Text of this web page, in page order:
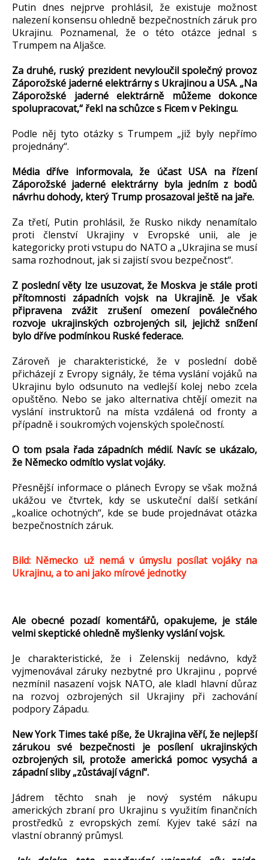
Putin dnes nejprve prohlásil, že existuje možnost
nalezení konsensu ohledně bezpečnostních záruk pro
Ukrajinu. Poznamenal, že o této otázce jednal s
Trumpem na Aljašce.
Za druhé, ruský prezident nevyloučil společný provoz
Záporožské jaderné elektrárny s Ukrajinou a USA. „Na
Záporožské jaderné elektrárně můžeme dokonce
spolupracovat,“ řekl na schůzce s Ficem v Pekingu.
Podle něj tyto otázky s Trumpem „již byly nepřímo
projednány“.
Média dříve informovala, že účast USA na řízení
Záporožské jaderné elektrárny byla jedním z bodů
návrhu dohody, který Trump prosazoval ještě na jaře.
Za třetí, Putin prohlásil, že Rusko nikdy nenamítalo
proti členství Ukrajiny v Evropské unii, ale je
kategoricky proti vstupu do NATO a „Ukrajina se musí
sama rozhodnout, jak si zajistí svou bezpečnost“.
Z poslední věty lze usuzovat, že Moskva je stále proti
přítomnosti západních vojsk na Ukrajině. Je však
připravena zvážit zrušení omezení poválečného
rozvoje ukrajinských ozbrojených sil, jejichž snížení
bylo dříve podmínkou Ruské federace.
Zároveň je charakteristické, že v poslední době
přicházejí z Evropy signály, že téma vyslání vojáků na
Ukrajinu bylo odsunuto na vedlejší kolej nebo zcela
opuštěno. Nebo se jako alternativa chtějí omezit na
vyslání instruktorů na místa vzdálená od fronty a
případně i soukromých vojenských společností.
O tom psala řada západních médií. Navíc se ukázalo,
že Německo odmítlo vyslat vojáky.
Přesnější informace o plánech Evropy se však možná
ukážou ve čtvrtek, kdy se uskuteční další setkání
„koalice ochotných“, kde se bude projednávat otázka
bezpečnostních záruk.
Bild: Německo už nemá v úmyslu posílat vojáky na
Ukrajinu, a to ani jako mírové jednotky
Ale obecné pozadí komentářů, opakujeme, je stále
velmi skeptické ohledně myšlenky vyslání vojsk.
Je charakteristické, že i Zelenskij nedávno, když
vyjmenovával záruky nezbytné pro Ukrajinu , poprvé
nezmínil nasazení vojsk NATO, ale kladl hlavní důraz
na rozvoj ozbrojených sil Ukrajiny při zachování
podpory Západu.
New York Times také píše, že Ukrajina věří, že nejlepší
zárukou své bezpečnosti je posílení ukrajinských
ozbrojených sil, protože americká pomoc vysychá a
západní sliby „zůstávají vágní“.
Jádrem těchto snah je nový systém nákupu
amerických zbraní pro Ukrajinu s využitím finančních
prostředků z evropských zemí. Kyjev také sází na
vlastní obranný průmysl.